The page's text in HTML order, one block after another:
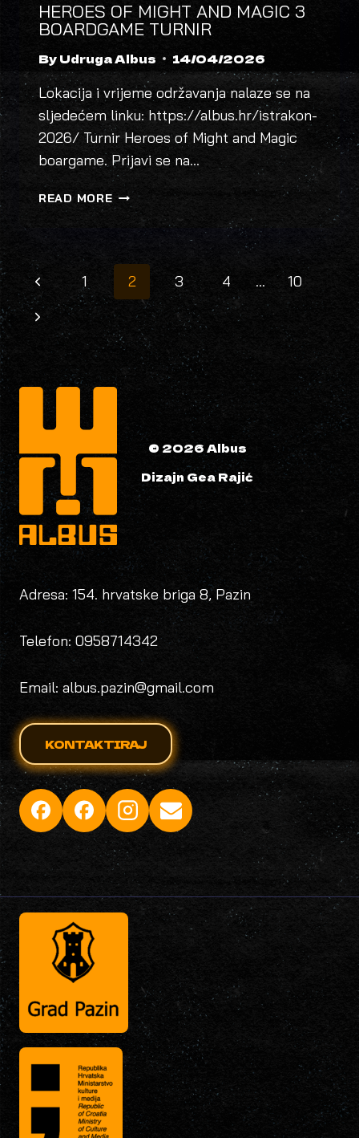
HEROES OF MIGHT AND MAGIC 3
BOARDGAME TURNIR
ByUdruga Albus 14/04/2026
Lokacija i vrijeme održavanja nalaze se na
sljedećem linku: https://albus.hr/istrakon-
2026/ Turnir Heroes of Might and Magic
boargame. Prijavi se na…
READ MOREHEROES
OF
MIGHT
MAGIC
BOARDGAME
TURNIR
PAGE
NAVIGATION
Previous
Page
1 2 3 4 …
10
Next
Page
© 2026 Albus
Dizajn Gea Rajić
Adresa: 154. hrvatske briga 8, Pazin
Telefon: 0958714342
Email: albus.pazin@gmail.com
KONTAKTIRAJ